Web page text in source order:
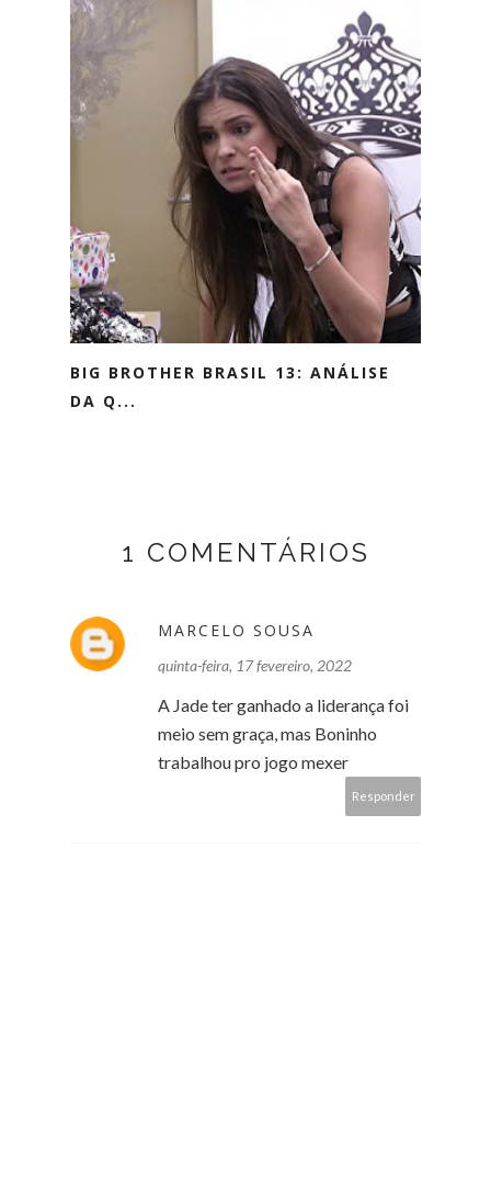
BIG BROTHER BRASIL 13: ANÁLISE
DA Q...
1 COMENTÁRIOS
MARCELO SOUSA
quinta-feira, 17 fevereiro, 2022
A Jade ter ganhado a liderança foi
meio sem graça, mas Boninho
trabalhou pro jogo mexer
Responder